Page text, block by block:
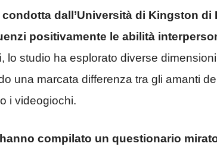
condotta dall’Università di Kingston di
positivamente le abilità
lo studio ha esplorato diverse
una marcata differenza tra gli amanti
i videogiochi.
compilato un questionario